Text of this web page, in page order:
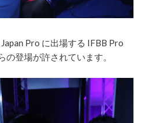
Pro に出場する IFBB Pro
の登場が許されています。